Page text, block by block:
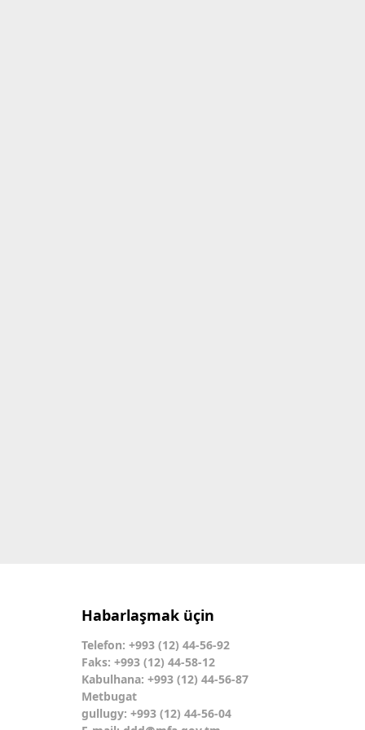
Habarlaşmak üçin
Telefon: +993 (12) 44-56-92
Faks: +993 (12) 44-58-12
Kabulhana: +993 (12) 44-56-87
Metbugat
gullugy: +993 (12) 44-56-04